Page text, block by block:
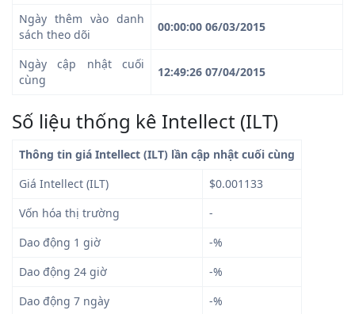
Ngày thêm vào danh
sách theo dõi
00:00:00 06/03/2015
Ngày cập nhật cuối
cùng
12:49:26 07/04/2015
Số liệu thống kê Intellect (ILT)
Thông tin giá Intellect (ILT) lần cập nhật cuối cùng
Giá Intellect (ILT)
$0.001133
Vốn hóa thị trường
-
Dao động 1 giờ
-%
Dao động 24 giờ
-%
Dao động 7 ngày
-%